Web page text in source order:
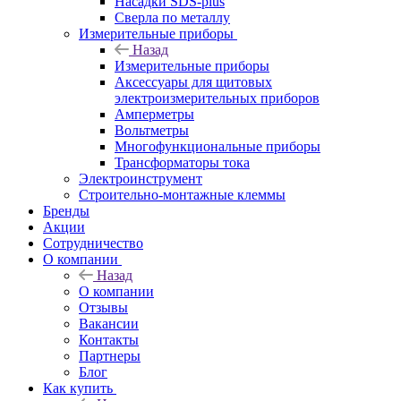
Сверла по металлу
Измерительные приборы
Назад
Измерительные приборы
Аксессуары для щитовых
электроизмерительных приборов
Амперметры
Вольтметры
Многофункциональные приборы
Трансформаторы тока
Электроинструмент
Строительно-монтажные клеммы
Бренды
Акции
Сотрудничество
О компании
Назад
О компании
Отзывы
Вакансии
Контакты
Партнеры
Блог
Как купить